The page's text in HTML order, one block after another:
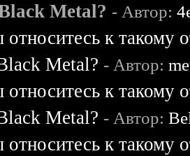
Metal? - Автор:
к такому
Metal? - Автор:
к такому
Metal? - Автор:
к такому